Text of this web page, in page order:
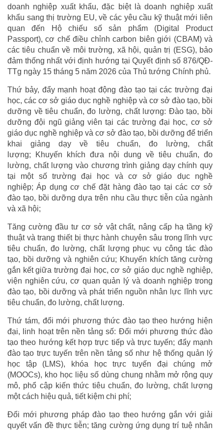
doanh nghiệp xuất khẩu, đặc biệt là doanh nghiệp xuất
khẩu sang thị trường EU, về các yêu cầu kỹ thuật mới liên
quan đến Hộ chiếu số sản phẩm (Digital Product
Passport), cơ chế điều chỉnh carbon biên giới (CBAM) và
các tiêu chuẩn về môi trường, xã hội, quản trị (ESG), bảo
đảm thống nhất với định hướng tại Quyết định số 876/QĐ-
TTg ngày 15 tháng 5 năm 2026 của Thủ tướng Chính phủ.
Thứ bảy, đẩy mạnh hoạt động đào tạo tại các trường đại
học, các cơ sở giáo dục nghề nghiệp và cơ sở đào tạo, bồi
dưỡng về tiêu chuẩn, đo lường, chất lượng: Đào tạo, bồi
dưỡng đội ngũ giảng viên tại các trường đại học, cơ sở
giáo dục nghề nghiệp và cơ sở đào tạo, bồi dưỡng để triển
khai giảng dạy về tiêu chuẩn, đo lường, chất
lượng; Khuyến khích đưa nội dung về tiêu chuẩn, đo
lường, chất lượng vào chương trình giảng dạy chính quy
tại một số trường đại học và cơ sở giáo dục nghề
nghiệp; Áp dụng cơ chế đặt hàng đào tạo tại các cơ sở
đào tạo, bồi dưỡng dựa trên nhu cầu thực tiễn của ngành
và xã hội;
Tăng cường đầu tư cơ sở vật chất, nâng cấp hạ tầng kỹ
thuật và trang thiết bị thực hành chuyên sâu trong lĩnh vực
tiêu chuẩn, đo lường, chất lượng phục vụ công tác đào
tạo, bồi dưỡng và nghiên cứu; Khuyến khích tăng cường
gắn kết giữa trường đại học, cơ sở giáo dục nghề nghiệp,
viện nghiên cứu, cơ quan quản lý và doanh nghiệp trong
đào tạo, bồi dưỡng và phát triển nguồn nhân lực lĩnh vực
tiêu chuẩn, đo lường, chất lượng.
Thứ tám, đổi mới phương thức đào tạo theo hướng hiện
đại, linh hoạt trên nền tảng số: Đổi mới phương thức đào
tạo theo hướng kết hợp trực tiếp và trực tuyến; đẩy mạnh
đào tạo trực tuyến trên nền tảng số như hệ thống quản lý
học tập (LMS), khóa học trực tuyến đại chúng mở
(MOOCs), kho học liệu số dùng chung nhằm mở rộng quy
mô, phổ cập kiến thức tiêu chuẩn, đo lường, chất lượng
một cách hiệu quả, tiết kiệm chi phí;
Đổi mới phương pháp đào tạo theo hướng gắn với giải
quyết vấn đề thực tiễn; tăng cường ứng dụng trí tuệ nhân